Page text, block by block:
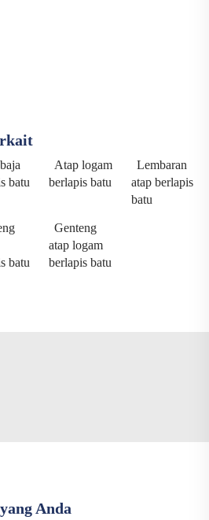
batu
Atap logam
berlapis batu
Lembaran
atap berlapis
batu
batu
Genteng
atap logam
berlapis batu
Anda